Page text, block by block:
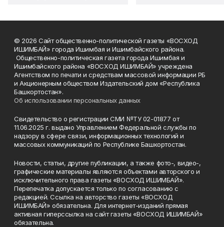
© 2026 Сайт общественно-политической газеты «ВОСХОД
ИШИМБАЙ» города Ишимбая и Ишимбайского района.
Общественно-политическая газета города Ишимбая и
Ишимбайского района «ВОСХОД ИШИМБАЙ» учреждена
Агентством по печати и средствам массовой информации РБ
и Акционерным обществом Издательский дом «Республика
Башкортостан».
Об использовании персональных данных
Свидетельство о регистрации СМИ №ТУ 02-01877 от
11.06.2025 г. выдано Управлением Федеральной службы по
надзору в сфере связи, информационных технологий и
массовых коммуникаций по Республике Башкортостан.
Новости, статьи, другие публикации, а также фото-, видео-,
графические материалы являются объектами авторского и
исключительного права газеты «ВОСХОД ИШИМБАЙ».
Перепечатка допускается только по согласованию с
редакцией. Ссылка на авторство газеты «ВОСХОД
ИШИМБАЙ» обязательна. Для интернет-изданий прямая
активная гиперссылка на сайт газеты «ВОСХОД ИШИМБАЙ»
обязательна.